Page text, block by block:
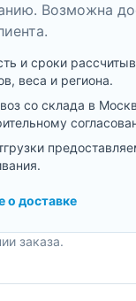
Возможна
и сроки
веса и региона.
со склада в
о доставке
заказа.